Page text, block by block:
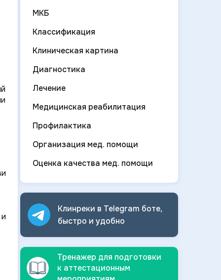
МКБ
Классификация
Клиническая картина
Диагностика
Лечение
Медицинская реабилитация
Профилактика
Организация мед. помощи
Оценка качества мед. помощи
Клинреки в Telegram боте,
быстро и удобно
Тренажер для подготовки
к аттестационным